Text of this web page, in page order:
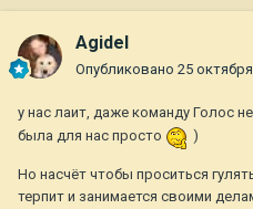
Agidel
Опубликовано 25
у нас лаит, даже команду Голос
была для нас просто
)
Но насчёт чтобы проситься
терпит и занимается своими